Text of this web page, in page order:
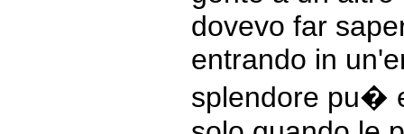
dovevo far
entrando in
splendore pu�